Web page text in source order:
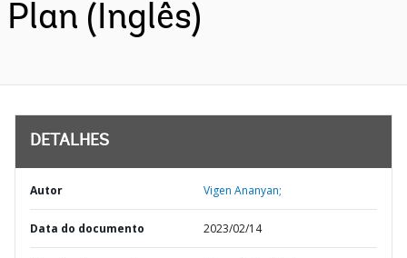
Plan (Inglês)
DETALHES
Autor Vigen Ananyan;
Data do documento 2023/02/14